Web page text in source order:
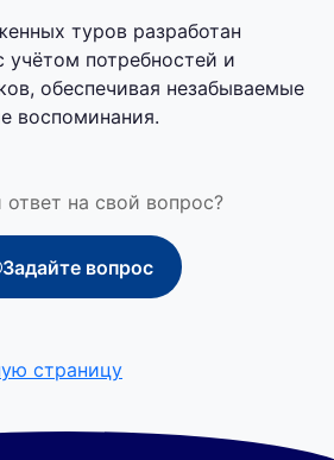
туров разработан
учётом потребностей и
обеспечивая незабываемые
воспоминания.
на свой вопрос?
Задайте вопрос
страницу